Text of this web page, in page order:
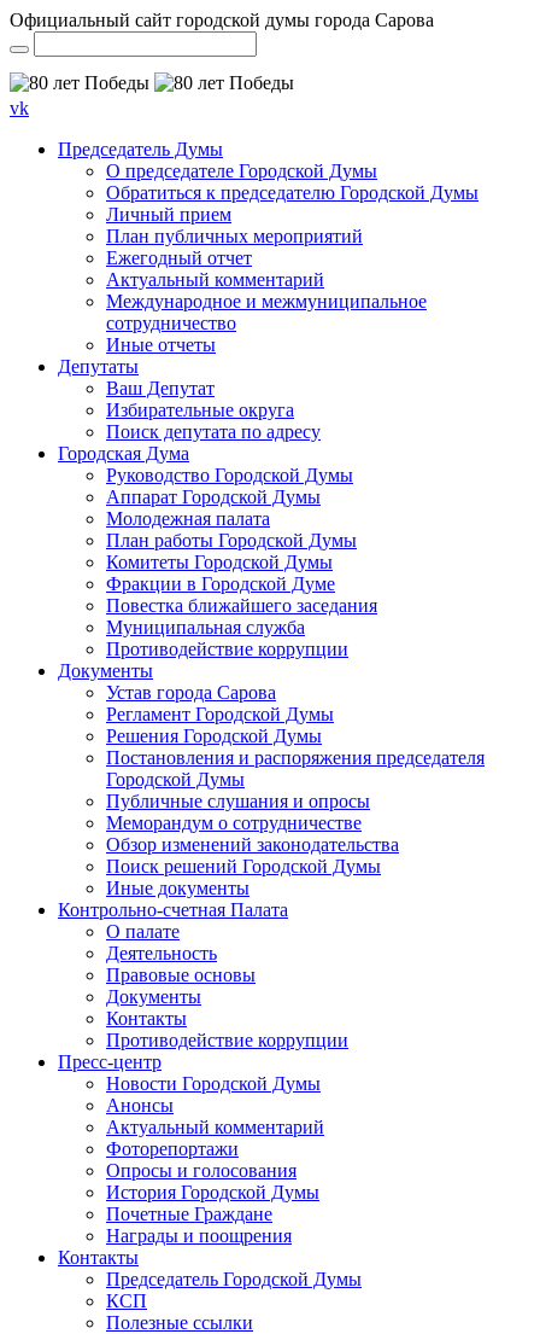
Официальный сайт городской думы города Сарова
vk
Председатель Думы
О председателе Городской Думы
Обратиться к председателю Городской Думы
Личный прием
План публичных мероприятий
Ежегодный отчет
Актуальный комментарий
Международное и межмуниципальное
сотрудничество
Иные отчеты
Депутаты
Ваш Депутат
Избирательные округа
Поиск депутата по адресу
Городская Дума
Руководство Городской Думы
Аппарат Городской Думы
Молодежная палата
План работы Городской Думы
Комитеты Городской Думы
Фракции в Городской Думе
Повестка ближайшего заседания
Муниципальная служба
Противодействие коррупции
Документы
Устав города Сарова
Регламент Городской Думы
Решения Городской Думы
Постановления и распоряжения председателя
Городской Думы
Публичные слушания и опросы
Меморандум о сотрудничестве
Обзор изменений законодательства
Поиск решений Городской Думы
Иные документы
Контрольно-счетная Палата
О палате
Деятельность
Правовые основы
Документы
Контакты
Противодействие коррупции
Пресс-центр
Новости Городской Думы
Анонсы
Актуальный комментарий
Фоторепортажи
Опросы и голосования
История Городской Думы
Почетные Граждане
Награды и поощрения
Контакты
Председатель Городской Думы
КСП
Полезные ссылки